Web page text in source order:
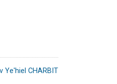
Ye'hiel CHARBIT